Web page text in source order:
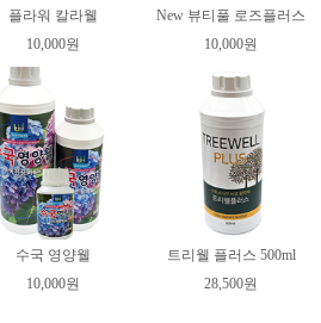
플라워 칼라웰
10,000원
New 뷰티풀 로즈플러스
10,000원
수국 영양웰
10,000원
트리웰 플러스 500ml
28,500원